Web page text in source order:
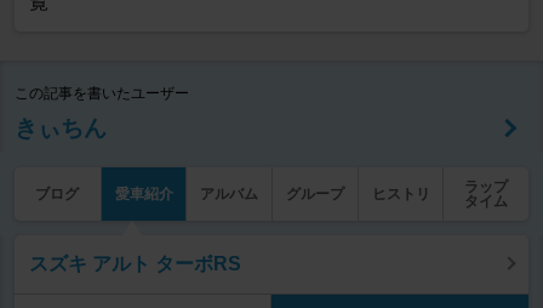
この記事を書いたユーザー
きぃちん
ブログ 愛車紹介 アルバム グループ ヒストリ
ラップ
タイム
スズキ アルト ターボRS